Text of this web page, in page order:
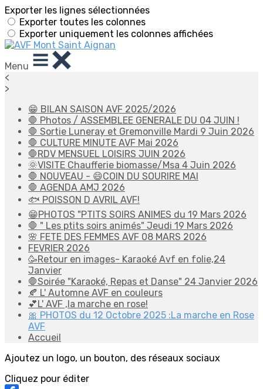
Exporter les lignes sélectionnées
Exporter toutes les colonnes
Exporter uniquement les colonnes affichées
Menu
<
>
😁 BILAN SAISON AVF 2025/2026
🛑 Photos / ASSEMBLEE GENERALE DU 04 JUIN !
🛑 Sortie Luneray et Gremonville Mardi 9 Juin 2026
🛑 CULTURE MINUTE AVF Mai 2026
🛑RDV MENSUEL LOISIRS JUIN 2026
🌞VISITE Chaufferie biomasse/Msa 4 Juin 2026
🛑 NOUVEAU - 😄COIN DU SOURIRE MAI
🛑 AGENDA AMJ 2026
🐟 POISSON D AVRIL AVF!
😁PHOTOS "PTITS SOIRS ANIMES du 19 Mars 2026
🛑 " Les ptits soirs animés" Jeudi 19 Mars 2026
🌸 FETE DES FEMMES AVF 08 MARS 2026
FEVRIER 2026
🥳Retour en images- Karaoké Avf en folie,24
Janvier
🛑Soirée "Karaoké, Repas et Danse" 24 Janvier 2026
🍂 L' Automne AVF en couleurs
💕L' AVF ,la marche en rose!
🎀 PHOTOS du 12 Octobre 2025 :La marche en Rose
AVF
Accueil
Ajoutez un logo, un bouton, des réseaux sociaux
Cliquez pour éditer